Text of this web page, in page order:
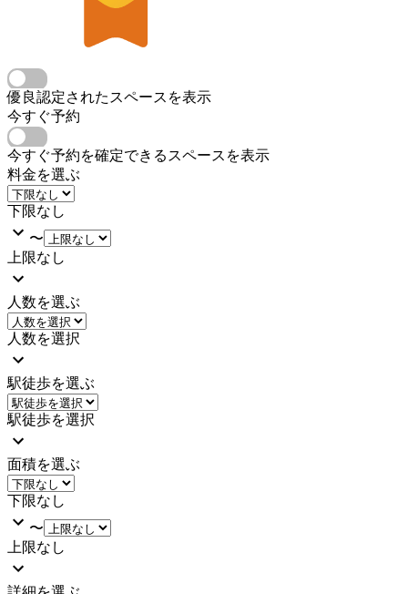
優良認定されたスペースを表示
今すぐ予約
今すぐ予約を確定できるスペースを表示
料金を選ぶ
下限なし
〜
上限なし
人数を選ぶ
人数を選択
駅徒歩を選ぶ
駅徒歩を選択
面積を選ぶ
下限なし
〜
上限なし